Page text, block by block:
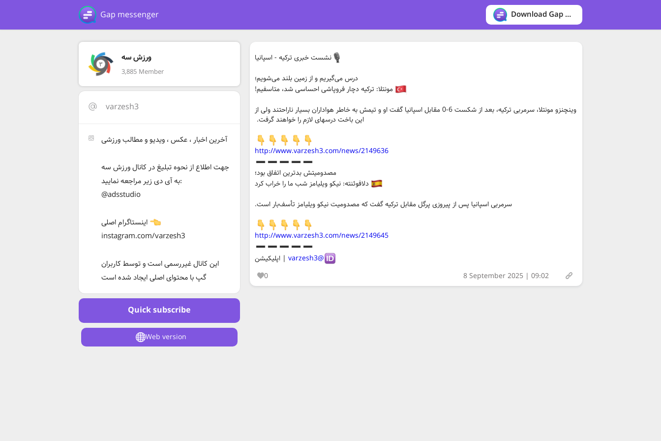
Gap messenger Download Gap messenger
ورزش سه
3,885 Member
varzesh3
آخرين اخبار ، عكس ، ويديو و مطالب ورزشی
جهت اطلاع از نحوه تبلیغ در کانال ورزش سه
به آی دی زیر مراجعه نمایید:
@adsstudio
instagram.com/varzesh3
این کانال غیررسمی است و توسط کاربران
گپ با محتوای اصلی ایجاد شده است
Quick subscribe
Web version
نشست خبری ترکیه - اسپانیا
درس می‌گیریم و از زمین بلند می‌شویم؛
مونتلا: ترکیه دچار فروپاشی احساسی شد، متاسفیم!‏
وینچنزو مونتلا، سرمربی ترکیه، بعد از شکست 6-0 مقابل اسپانیا ‏گفت او و تیمش به خاطر هواداران بسیار ناراحتند ولی از
این باخت ‏درسهای لازم را خواهند گرفت. ‏
http://www.varzesh3.com/news/2149636
مصدومیتش بدترین اتفاق بود؛
دلافوئنته: نیکو ویلیامز شب ما را خراب کرد
سرمربی اسپانیا پس از پیروزی پرگل مقابل ترکیه گفت که مصدومیت نیکو ویلیامز تأسف‌بار است.
http://www.varzesh3.com/news/2149645
@varzesh3
| اپلیکیشن
0
8 September 2025 | 09:02